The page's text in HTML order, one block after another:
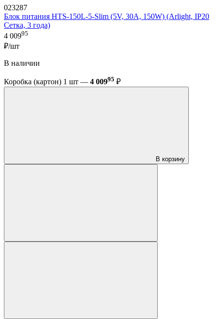
023287
Блок питания HTS-150L-5-Slim (5V, 30A, 150W) (Arlight, IP20
Сетка, 3 года)
4 00995
₽/шт
В наличии
Коробка (картон) 1 шт — 4 00995 ₽
В корзину